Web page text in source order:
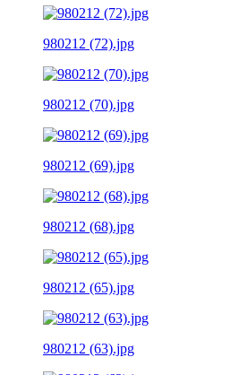
980212 (72).jpg
980212 (70).jpg
980212 (69).jpg
980212 (68).jpg
980212 (65).jpg
980212 (63).jpg